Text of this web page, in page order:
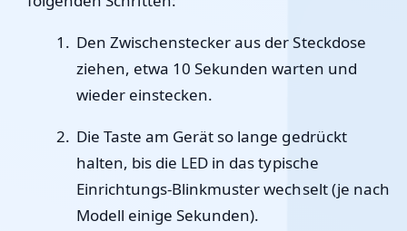
Den Zwischenstecker aus der Steckdose
ziehen, etwa 10 Sekunden warten und
wieder einstecken.
Die Taste am Gerät so lange gedrückt
halten, bis die LED in das typische
Einrichtungs-Blinkmuster wechselt (je nach
Modell einige Sekunden).